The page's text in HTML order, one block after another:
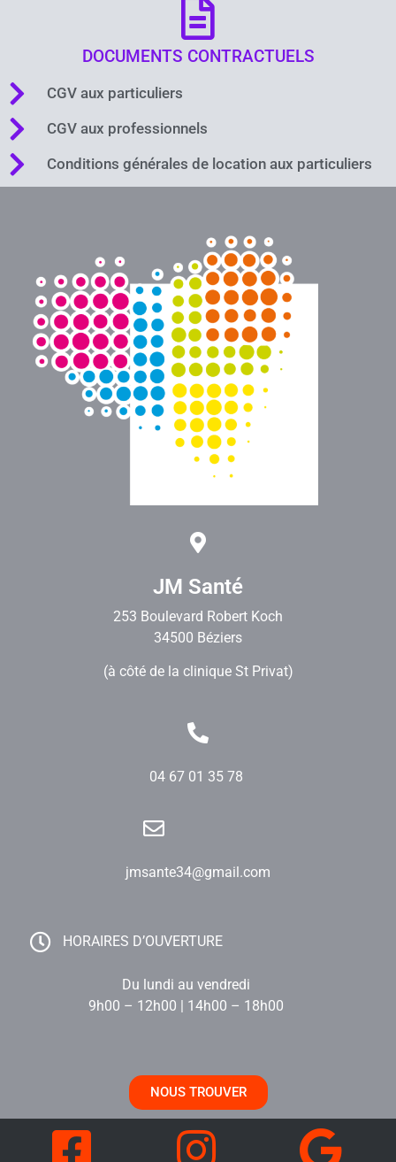
DOCUMENTS CONTRACTUELS
CGV aux particuliers
CGV aux professionnels
Conditions générales de location aux particuliers
JM Santé
253 Boulevard Robert Koch
34500 Béziers
(à côté de la clinique St Privat)
04 67 01 35 78
jmsante34@gmail.com
HORAIRES D’OUVERTURE
Du lundi au vendredi
9h00 – 12h00 | 14h00 – 18h00
NOUS TROUVER